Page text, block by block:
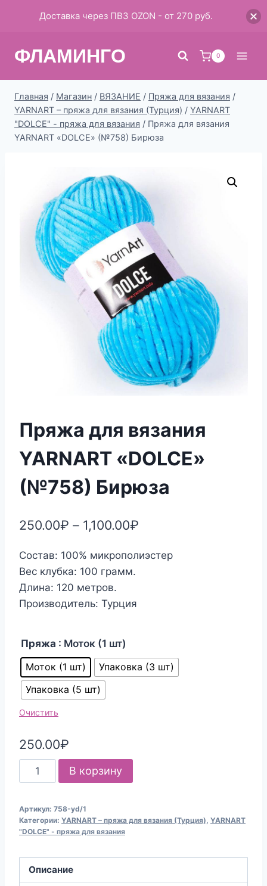
ФЛАМИНГО 0
Главная / Магазин / ВЯЗАНИЕ / Пряжа для вязания /
YARNART – пряжа для вязания (Турция) / YARNART
"DOLCE" - пряжа для вязания / Пряжа для вязания
YARNART «DOLCE» (№758) Бирюза
Пряжа для вязания
YARNART «DOLCE»
(№758) Бирюза
250.00₽ – 1,100.00₽
Состав: 100% микрополиэстер
Вес клубка: 100 грамм.
Длина: 120 метров.
Производитель: Турция
Пряжа : Моток (1 шт)
Моток (1 шт)
Упаковка (3 шт)
Упаковка (5 шт)
Очистить
250.00₽
Количество
товара
для
вязания
"DOLCE"
(№758)
В корзину
Артикул: 758-yd/1
Категории: YARNART – пряжа для вязания (Турция), YARNART
"DOLCE" - пряжа для вязания
Описание
Доставка через ПВЗ OZON - от 270 руб.